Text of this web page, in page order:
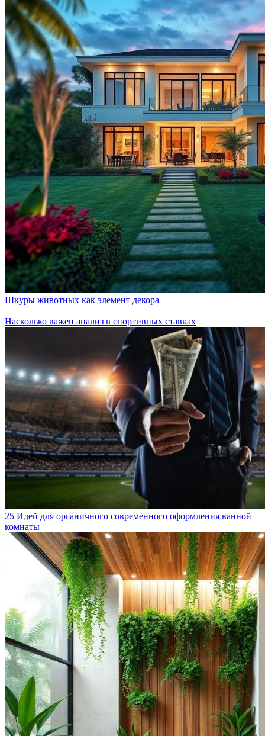
Шкуры животных как элемент декора
Насколько важен анализ в спортивных ставках
25 Идей для органичного современного оформления ванной
комнаты